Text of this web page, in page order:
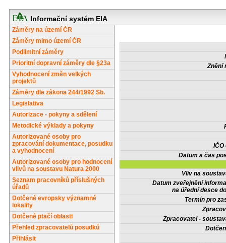
Informační systém EIA
Záměry na území ČR
Záměry mimo území ČR
Podlimitní záměry
Prioritní dopravní záměry dle §23a
Vyhodnocení změn velkých
projektů
Záměry dle zákona 244/1992 Sb.
Legislativa
Autorizace - pokyny a sdělení
Metodické výklady a pokyny
Autorizované osoby pro
zpracování dokumentace, posudku
a vyhodnocení
Autorizované osoby pro hodnocení
vlivů na soustavu Natura 2000
Seznam pracovníků příslušných
úřadů
Dotčené evropsky významné
lokality
Dotčené ptačí oblasti
Přehled zpracovatelů posudků
Přihlásit
Znění
IČO
Datum a čas
Vliv na
Datum zveřejnění
na úřední desce
Termín pro
Zpracovatel -